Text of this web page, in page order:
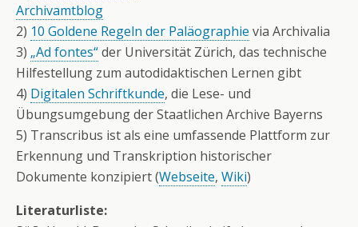
Archivamtblog
2) 10 Goldene Regeln der Paläographie via Archivalia
3) „Ad fontes“der Universität Zürich, das technische
Hilfestellung zum autodidaktischen Lernen gibt
4) Digitalen Schriftkunde, die Lese- und
Übungsumgebung der Staatlichen Archive Bayerns
5) Transcribus ist als eine umfassende Plattform zur
Erkennung und Transkription historischer
Dokumente konzipiert (Webseite, Wiki)
Literaturliste: